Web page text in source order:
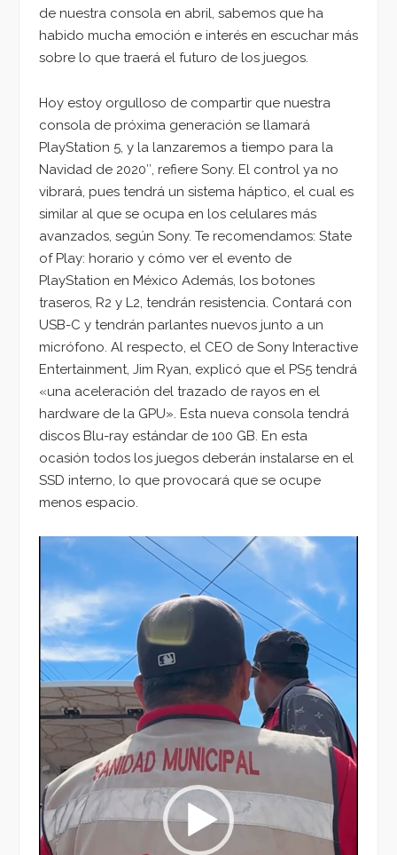
de nuestra consola en abril, sabemos que ha
habido mucha emoción e interés en escuchar más
sobre lo que traerá el futuro de los juegos.
Hoy estoy orgulloso de compartir que nuestra
consola de próxima generación se llamará
PlayStation 5, y la lanzaremos a tiempo para la
Navidad de 2020″, refiere Sony. El control ya no
vibrará, pues tendrá un sistema háptico, el cual es
similar al que se ocupa en los celulares más
avanzados, según Sony. Te recomendamos: State
of Play: horario y cómo ver el evento de
PlayStation en México Además, los botones
traseros, R2 y L2, tendrán resistencia. Contará con
USB-C y tendrán parlantes nuevos junto a un
micrófono. Al respecto, el CEO de Sony Interactive
Entertainment, Jim Ryan, explicó que el PS5 tendrá
«una aceleración del trazado de rayos en el
hardware de la GPU». Esta nueva consola tendrá
discos Blu-ray estándar de 100 GB. En esta
ocasión todos los juegos deberán instalarse en el
SSD interno, lo que provocará que se ocupe
menos espacio.
Reproductor
vídeo